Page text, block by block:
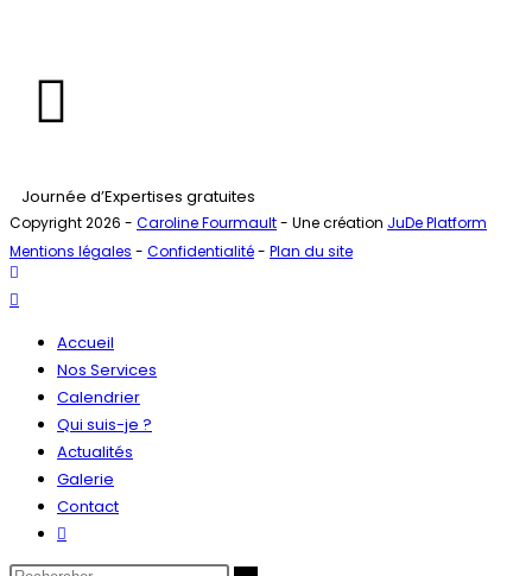
Journée d’Expertises gratuites
Copyright 2026 - Caroline Fourmault- Une création JuDe Platform
Mentions légales - Confidentialité- Plan du site
Accueil
Nos Services
Calendrier
Qui suis-je ?
Actualités
Galerie
Contact